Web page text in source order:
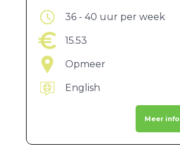
36 - 40 uur per week
15.53
Opmeer
English
Meer info